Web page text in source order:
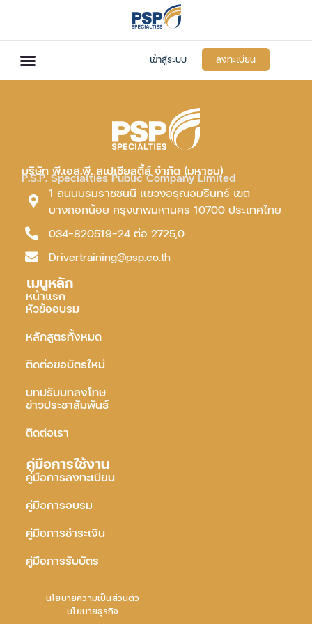
เข้าสู่ระบบ ลงทะเบียน
บริษัท พี.เอส.พี. สเปเชียลตี้ส์ จำกัด (มหาชน)
P.S.P. Specialties Public Company Limited
1 ถนนบรมราชชนนี แขวงอรุณอมรินทร์ เขต
บางกอกน้อย กรุงเทพมหานคร 10700 ประเทศไทย
034-820519-24 ต่อ 2725,0
Drivertraining@psp.co.th
เมนูหลัก
หน้าแรก
หัวข้ออบรม
หลักสูตรทั้งหมด
ติดต่อขอบัตรใหม่
บทปรับบทลงโทษ
ข่าวประชาสัมพันธ์
ติดต่อเรา
คู่มือการใช้งาน
คู่มือการลงทะเบียน
คู่มือการอบรม
คู่มือการชำระเงิน
คู่มือการรับบัตร
นโยบายความเป็นส่วนตัว
นโยบายธุรกิจ